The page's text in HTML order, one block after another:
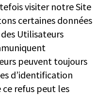
visiter notre Site
certaines données
Utilisateurs
peuvent toujours
d’identification
refus peut les